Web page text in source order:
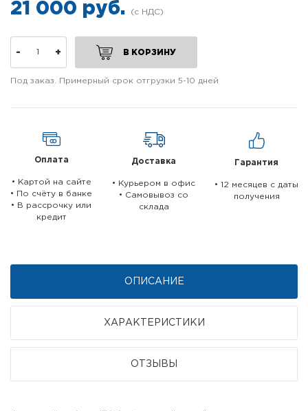
21 000 руб.
- + В КОРЗИНУ
Под заказ. Примерный срок отгрузки 5-10 дней
Оплата
• Картой на сайте
• По счёту в банке
• В рассрочку или
кредит
Доставка
• Курьером в офис
• Самовывоз со
склада
Гарантия
• 12 месяцев c даты
получения
ОПИСАНИЕ
ХАРАКТЕРИСТИКИ
ОТЗЫВЫ